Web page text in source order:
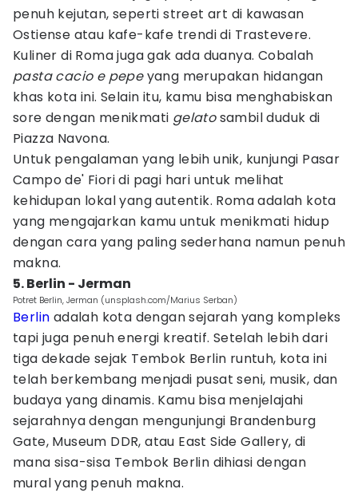
penuh kejutan, seperti street art di kawasan
Ostiense atau kafe-kafe trendi di Trastevere.
Kuliner di Roma juga gak ada duanya. Cobalah
pasta cacio e pepeyang merupakan hidangan
khas kota ini. Selain itu, kamu bisa menghabiskan
sore dengan menikmati gelatosambil duduk di
Piazza Navona.
Untuk pengalaman yang lebih unik, kunjungi Pasar
Campo de' Fiori di pagi hari untuk melihat
kehidupan lokal yang autentik. Roma adalah kota
yang mengajarkan kamu untuk menikmati hidup
dengan cara yang paling sederhana namun penuh
makna.
5. Berlin - Jerman
Potret Berlin, Jerman (unsplash.com/Marius Serban)
Berlin adalah kota dengan sejarah yang kompleks
tapi juga penuh energi kreatif. Setelah lebih dari
tiga dekade sejak Tembok Berlin runtuh, kota ini
telah berkembang menjadi pusat seni, musik, dan
budaya yang dinamis. Kamu bisa menjelajahi
sejarahnya dengan mengunjungi Brandenburg
Gate, Museum DDR, atau East Side Gallery, di
mana sisa-sisa Tembok Berlin dihiasi dengan
mural yang penuh makna.